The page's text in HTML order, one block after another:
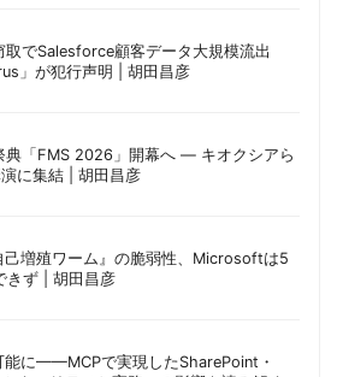
でSalesforce顧客データ大規模流出
」が犯行声明 | 胡田昌彦
典「FMS 2026」開幕へ ― キオクシアら
に集結 | 胡田昌彦
増殖ワーム』の脆弱性、Microsoftは5
きず | 胡田昌彦
に——MCPで実現したSharePoint・